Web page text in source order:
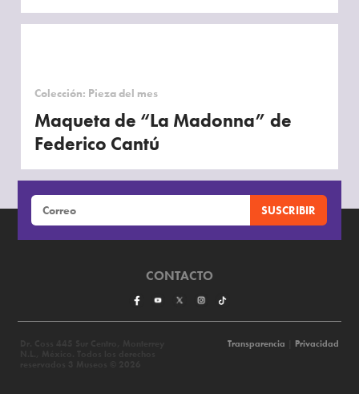
Colección: Pieza del mes
Maqueta de “La Madonna” de
Federico Cantú
CONTACTO
Transparencia Privacidad